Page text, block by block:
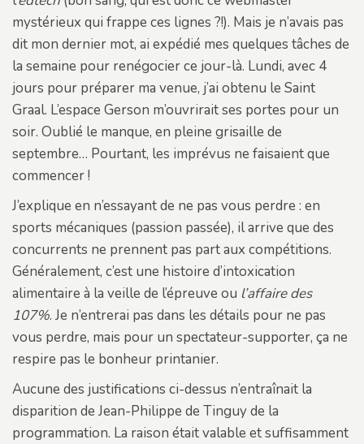
mystérieux qui frappe ces lignes ?!). Mais je n’avais pas
dit mon dernier mot, ai expédié mes quelques tâches de
la semaine pour renégocier ce jour-là. Lundi, avec 4
jours pour préparer ma venue, j’ai obtenu le Saint
Graal. L’espace Gerson m’ouvrirait ses portes pour un
soir. Oublié le manque, en pleine grisaille de
septembre… Pourtant, les imprévus ne faisaient que
commencer !
J’explique en n’essayant de ne pas vous perdre : en
sports mécaniques (passion passée), il arrive que des
concurrents ne prennent pas part aux compétitions.
Généralement, c’est une histoire d’intoxication
alimentaire à la veille de l’épreuve ou l’affaire des
107%. Je n’entrerai pas dans les détails pour ne pas
vous perdre, mais pour un spectateur-supporter, ça ne
respire pas le bonheur printanier.
Aucune des justifications ci-dessus n’entraînait la
disparition de Jean-Philippe de Tinguy de la
programmation. La raison était valable et suffisamment